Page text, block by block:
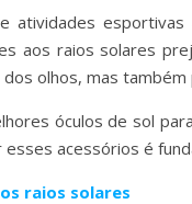
atividades
aos raios solares
olhos, mas
óculos de sol
acessórios é
raios solares